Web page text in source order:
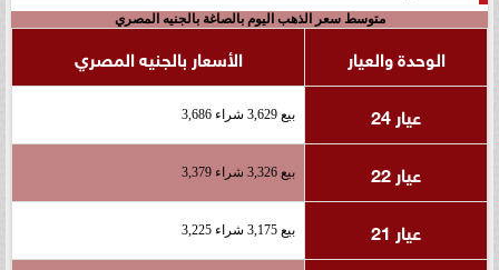
متوسط سعر الذهب اليوم بالصاغة بالجنيه المصري
الوحدة والعيار
الأسعار بالجنيه المصري
عيار 24
بيع 3,629 شراء 3,686
عيار 22 بيع 3,326 شراء 3,379
عيار 21 بيع 3,175 شراء 3,225